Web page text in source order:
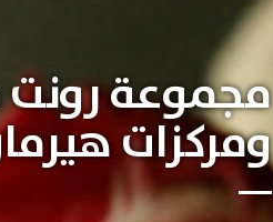
مجموعة رونت
ومركزات